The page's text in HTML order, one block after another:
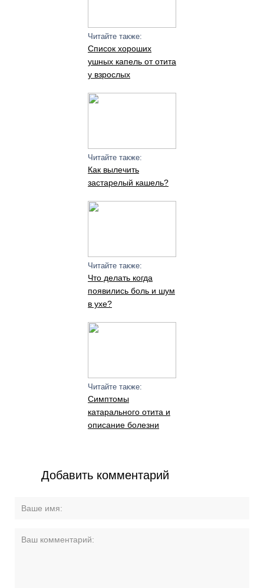
Читайте также:
Список хороших
ушных капель от отита
у взрослых
Читайте также:
Как вылечить
застарелый кашель?
Читайте также:
Что делать когда
появились боль и шум
в ухе?
Читайте также:
Симптомы
катарального отита и
описание болезни
Добавить комментарий